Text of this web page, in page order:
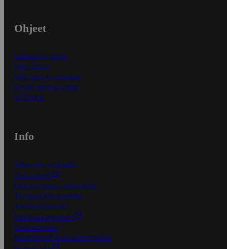
Ohjeet
Ensitilaajan ohjeet
Näin maksat
Näin tilaat ja muokkaat
Kaikki ohjeet ja vinkit
In English
Info
S-Business yrityksille
Oiva-raportit
Osuuskauppojen yhteystiedot
Tilaus- ja toimitusehdot
Tietosuojakäytäntö
Palvelun käyttöehdot
Saavutettavuus
Mobiilisovelluksen saavutettavuus